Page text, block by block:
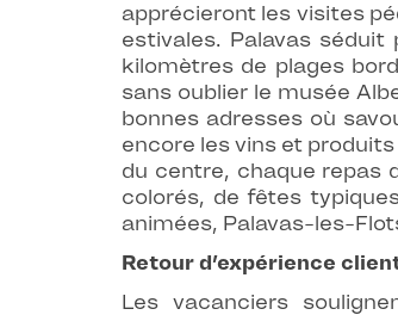
apprécieront les visites
estivales. Palavas
kilomètres de plages
sans oublier le musée
bonnes adresses où
encore les vins et
du centre, chaque repas
colorés, de fêtes
animées, Palavas-les-
Retour d’expérience
Les vacanciers